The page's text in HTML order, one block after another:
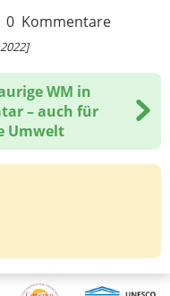
0 Kommentare
WM in
– auch für
Umwelt
eine Antwort